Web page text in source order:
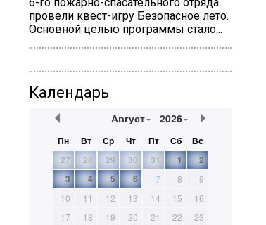
6-го пожарно-спасательного отряда
провели квест-игру Безопасное лето.
Основной целью программы стало...
Календарь
Август 2026
Пн Вт Ср Чт Пт Сб
Вс
27
28 29 30 31 1
2
3
4 5 6 7 8
9
10
11 12 13 14 15
16
17
18 19 20 21 22
23